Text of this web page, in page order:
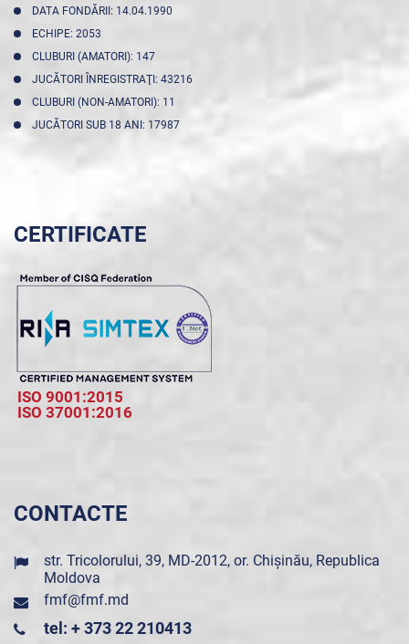
DATA FONDĂRII: 14.04.1990
ECHIPE: 2053
CLUBURI (AMATORI): 147
JUCĂTORI ÎNREGISTRAŢI: 43216
CLUBURI (NON-AMATORI): 11
JUCĂTORI SUB 18 ANI: 17987
CERTIFICATE
ISO 9001:2015
ISO 37001:2016
CONTACTE
str. Tricolorului, 39, MD-2012, or. Chișinău, Republica
Moldova
fmf@fmf.md
tel: + 373 22 210413